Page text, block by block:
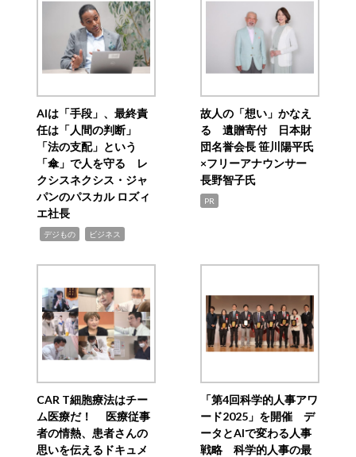
AIは「手段」、最終責
任は「人間の判断」
「法の支配」という
「傘」で人を守る レ
クシスネクシス・ジャ
パンのパスカル ロズィ
エ社長
デジもの ビジネス
故人の「想い」かなえ
る 遺贈寄付 日本財
団名誉会長 笹川陽平氏
×フリーアナウンサー
長野智子氏
PR
CAR T細胞療法はチー
ム医療だ！ 医療従事
者の情熱、患者さんの
思いを伝えるドキュメ
「第4回科学的人事アワ
ード2025」を開催 デ
ータとAIで変わる人事
戦略 科学的人事の最